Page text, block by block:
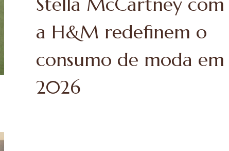
a H&M redefinem o
consumo de moda em
2026